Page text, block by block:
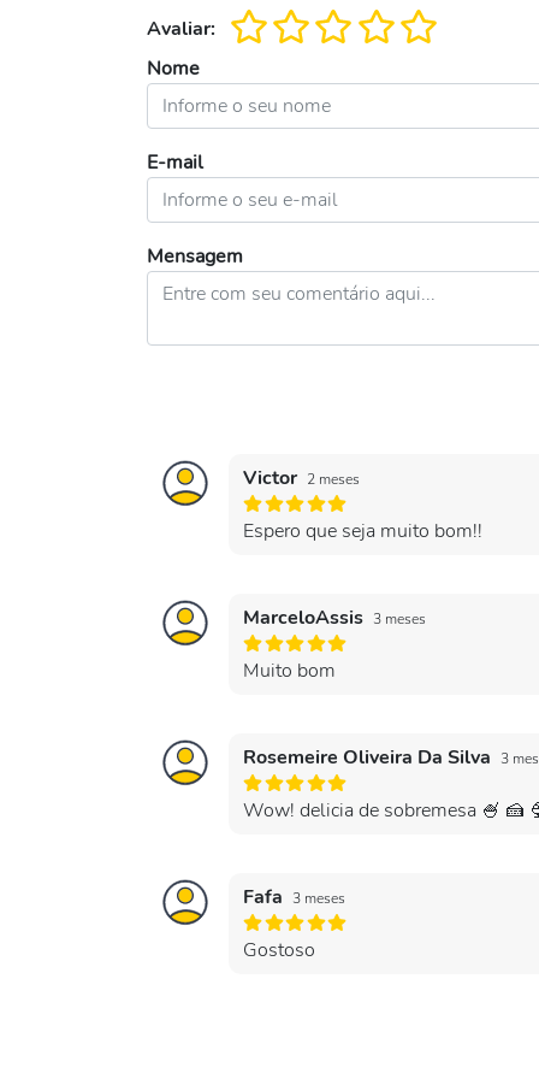
Avaliar:
Nome
E-mail
Mensagem
Victor 2 meses
Espero que seja muito bom!!
MarceloAssis 3 meses
Muito bom
Rosemeire Oliveira Da Silva 3
Wow! delicia de sobremesa 🍧 🍰
Fafa 3 meses
Gostoso